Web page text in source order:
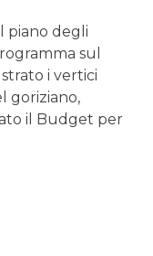
piano degli
sul
i vertici
goriziano,
il Budget per